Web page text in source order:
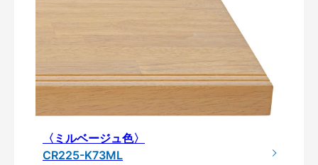
〈ミルベージュ色〉
CR225-K73ML